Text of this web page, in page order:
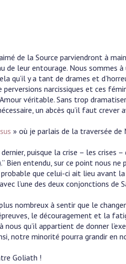
de la Source parviendront à
de leur entourage. Nous sommes à
qu’il y a tant de drames et
narcissiques et ces
véritable. Sans trop
un abcès qu’il faut crever
» où je parlais de la traversée de
puisque la crise – les crises –
Bien entendu, sur ce point nous ne
que celui-ci ait lieu avant
l’une des deux conjonctions de
nombreux à sentir que le
le découragement et la
qu’il appartient de donner
notre minorité pourra grandir en
Goliath !